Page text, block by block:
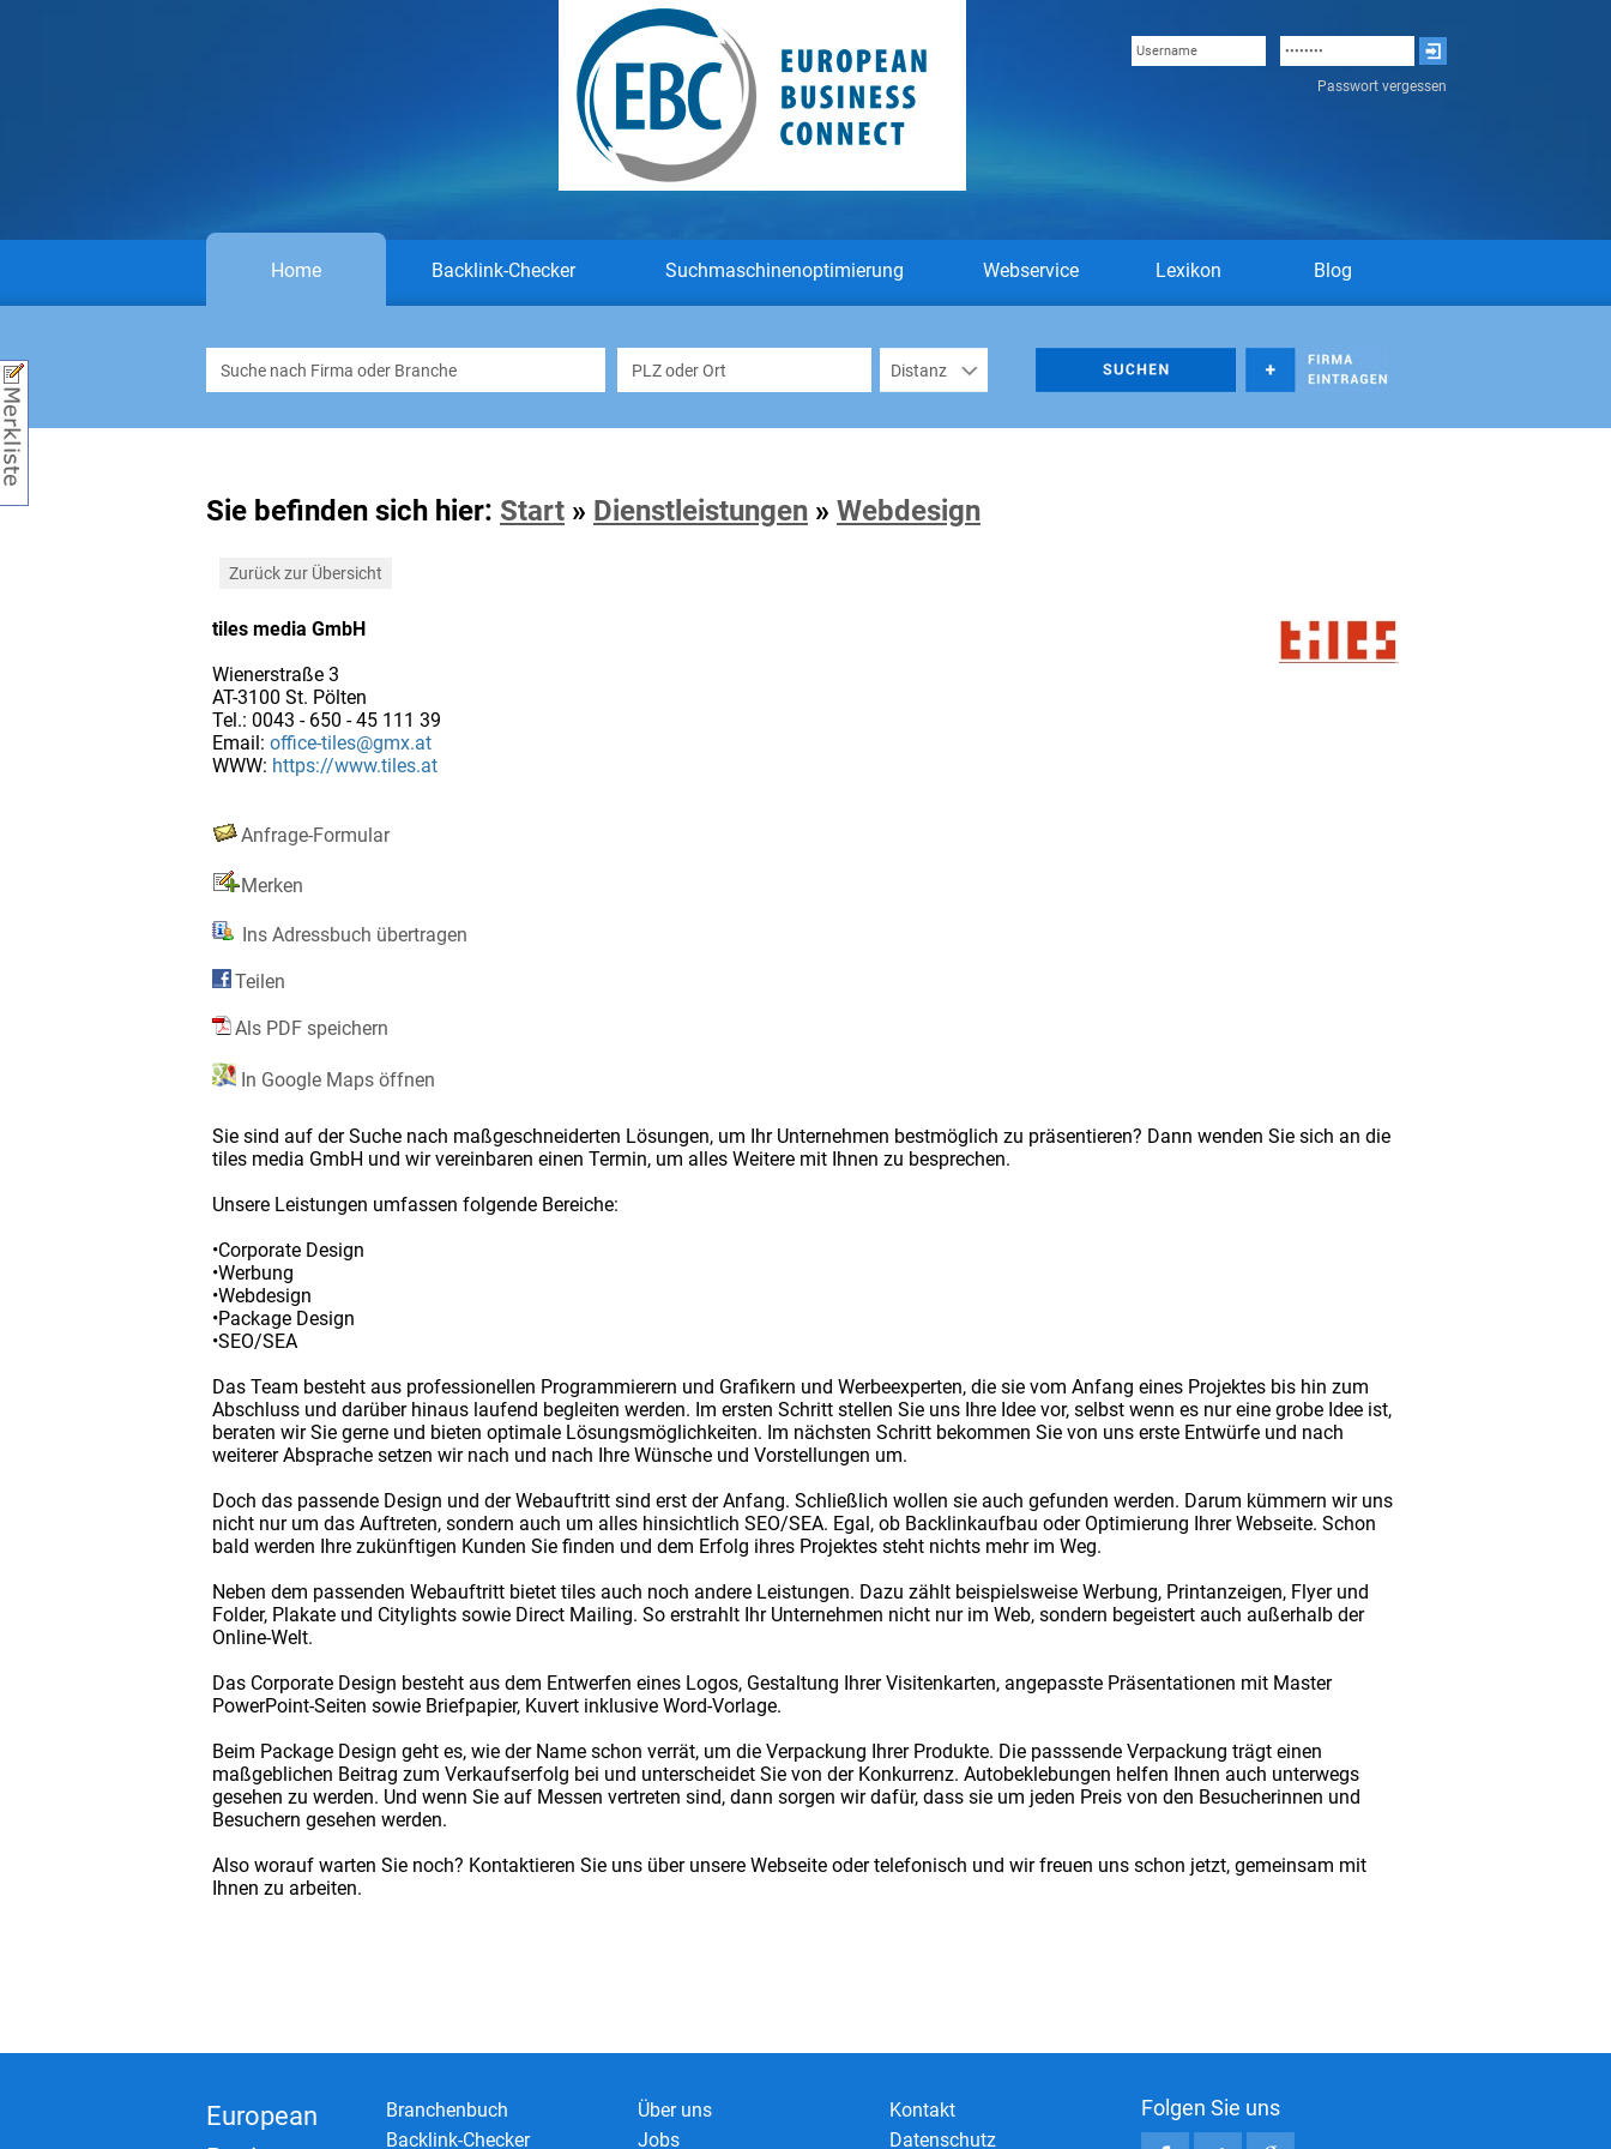
Passwort vergessen
Home Backlink-Checker Suchmaschinenoptimierung Webservice Lexikon Blog
Sie befinden sich hier: Start » Dienstleistungen » Webdesign
Zurück zur Übersicht
tiles media GmbH
Wienerstraße 3
AT-3100 St. Pölten
Tel.: 0043 - 650 - 45 111 39
Email: office-tiles@gmx.at
WWW: https://www.tiles.at
Anfrage-Formular
Merken
Ins Adressbuch übertragen
Teilen
Als PDF speichern
In Google Maps öffnen
Sie sind auf der Suche nach maßgeschneiderten Lösungen, um Ihr Unternehmen bestmöglich zu präsentieren? Dann wenden Sie sich an die
tiles media GmbH und wir vereinbaren einen Termin, um alles Weitere mit Ihnen zu besprechen.
Unsere Leistungen umfassen folgende Bereiche:
•Corporate Design
•Werbung
•Webdesign
•Package Design
•SEO/SEA
Das Team besteht aus professionellen Programmierern und Grafikern und Werbeexperten, die sie vom Anfang eines Projektes bis hin zum
Abschluss und darüber hinaus laufend begleiten werden. Im ersten Schritt stellen Sie uns Ihre Idee vor, selbst wenn es nur eine grobe Idee ist,
beraten wir Sie gerne und bieten optimale Lösungsmöglichkeiten. Im nächsten Schritt bekommen Sie von uns erste Entwürfe und nach
weiterer Absprache setzen wir nach und nach Ihre Wünsche und Vorstellungen um.
Doch das passende Design und der Webauftritt sind erst der Anfang. Schließlich wollen sie auch gefunden werden. Darum kümmern wir uns
nicht nur um das Auftreten, sondern auch um alles hinsichtlich SEO/SEA. Egal, ob Backlinkaufbau oder Optimierung Ihrer Webseite. Schon
bald werden Ihre zukünftigen Kunden Sie finden und dem Erfolg ihres Projektes steht nichts mehr im Weg.
Neben dem passenden Webauftritt bietet tiles auch noch andere Leistungen. Dazu zählt beispielsweise Werbung, Printanzeigen, Flyer und
Folder, Plakate und Citylights sowie Direct Mailing. So erstrahlt Ihr Unternehmen nicht nur im Web, sondern begeistert auch außerhalb der
Online-Welt.
Das Corporate Design besteht aus dem Entwerfen eines Logos, Gestaltung Ihrer Visitenkarten, angepasste Präsentationen mit Master
PowerPoint-Seiten sowie Briefpapier, Kuvert inklusive Word-Vorlage.
Beim Package Design geht es, wie der Name schon verrät, um die Verpackung Ihrer Produkte. Die passsende Verpackung trägt einen
maßgeblichen Beitrag zum Verkaufserfolg bei und unterscheidet Sie von der Konkurrenz. Autobeklebungen helfen Ihnen auch unterwegs
gesehen zu werden. Und wenn Sie auf Messen vertreten sind, dann sorgen wir dafür, dass sie um jeden Preis von den Besucherinnen und
Besuchern gesehen werden.
Also worauf warten Sie noch? Kontaktieren Sie uns über unsere Webseite oder telefonisch und wir freuen uns schon jetzt, gemeinsam mit
Ihnen zu arbeiten.
European
Branchenbuch
Backlink-Checker
Über uns
Jobs
Kontakt
Datenschutz
Folgen Sie uns